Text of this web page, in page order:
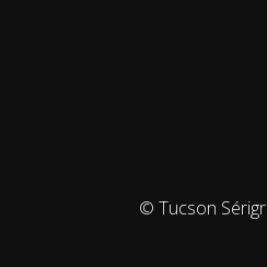
© Tucson